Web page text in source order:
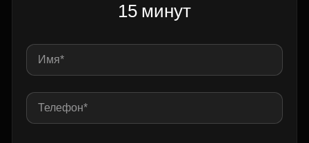
15 минут